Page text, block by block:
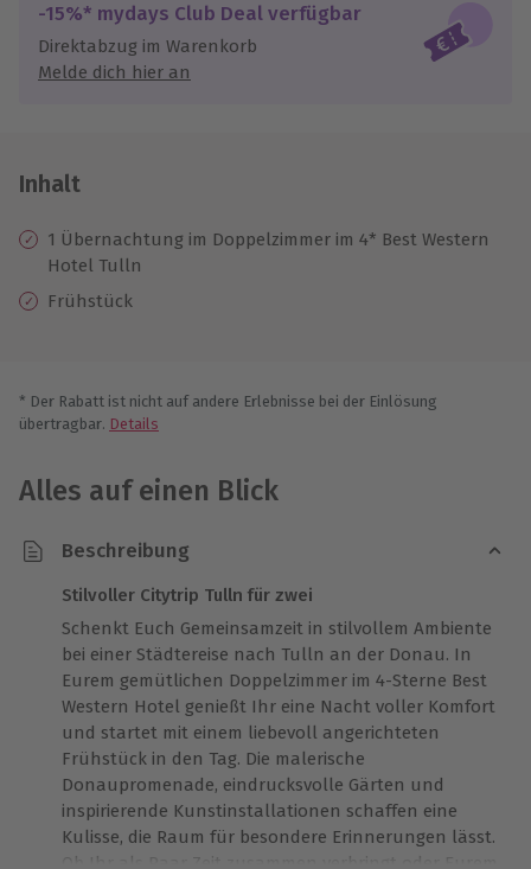
Jeder Gutschein für alle Erlebnisse einlösbar.
Maximale Sicherheit
10 Jahre gültig & verlängerbar.
-15%* mydays Club Deal verfügbar
Direktabzug im Warenkorb
Melde dich hier an
Inhalt
1 Übernachtung im Doppelzimmer im 4* Best Western
Hotel Tulln
Frühstück
* Der Rabatt ist nicht auf andere Erlebnisse bei der Einlösung
übertragbar. Details
Alles auf einen Blick
Beschreibung
Stilvoller Citytrip Tulln für zwei
Schenkt Euch Gemeinsamzeit in stilvollem Ambiente
bei einer Städtereise nach Tulln an der Donau. In
Eurem gemütlichen Doppelzimmer im 4-Sterne Best
Western Hotel genießt Ihr eine Nacht voller Komfort
und startet mit einem liebevoll angerichteten
Frühstück in den Tag. Die malerische
Donaupromenade, eindrucksvolle Gärten und
inspirierende Kunstinstallationen schaffen eine
Kulisse, die Raum für besondere Erinnerungen lässt.
Ob Ihr als Paar Zeit zusammen verbringt oder Eurem